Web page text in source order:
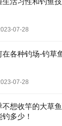
07-28
在各种钓场-钓草
07-28
不想收竿的大草
多少！